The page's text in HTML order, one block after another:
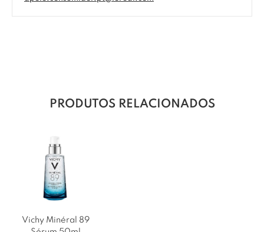
PRODUTOS RELACIONADOS
Vichy Minéral 89